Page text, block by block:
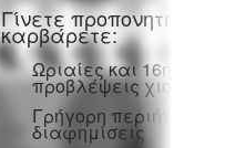
Γίνετε προπονητή και
καρβάρετε:
Ωριαίες και
προβλέψεις χιονιού
Γρήγορη περιήγηση
διαφημίσεις